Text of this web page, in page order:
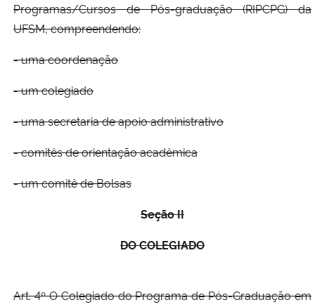
Programas/Cursos de Pós-graduação (RIPCPG) da
UFSM, compreendendo:
- uma coordenação
- um colegiado
- uma secretaria de apoio administrativo
- comitês de orientação acadêmica
- um comitê de Bolsas
Seção II
DO COLEGIADO
Art. 4º O Colegiado do Programa de Pós-Graduação em